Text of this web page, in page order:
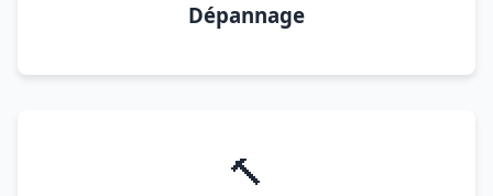
Dépannage
🔨